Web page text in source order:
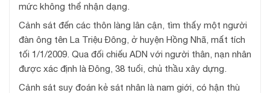
mức không thể nhận dạng.
Cảnh sát đến các thôn làng lân cận, tìm thấy một người
đàn ông tên La Triệu Đông, ở huyện Hồng Nhã, mất tích
tối 1/1/2009. Qua đối chiếu ADN với người thân, nạn nhân
được xác định là Đông, 38 tuổi, chủ thầu xây dựng.
Cảnh sát suy đoán kẻ sát nhân là nam giới, có hận thù